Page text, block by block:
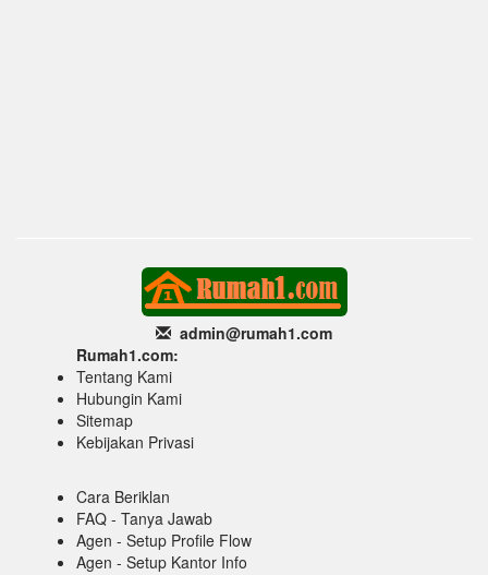
admin@rumah1.com
Rumah1.com:
Tentang Kami
Hubungin Kami
Sitemap
Kebijakan Privasi
Cara Beriklan
FAQ - Tanya Jawab
Agen - Setup Profile Flow
Agen - Setup Kantor Info